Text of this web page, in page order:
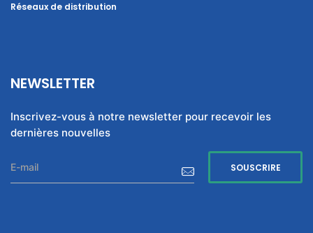
Réseaux de distribution
NEWSLETTER
Inscrivez-vous à notre newsletter pour recevoir les
dernières nouvelles